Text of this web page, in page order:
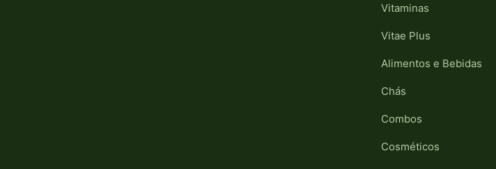
Vitaminas
Vitae Plus
Alimentos e Bebidas
Chás
Combos
Cosméticos